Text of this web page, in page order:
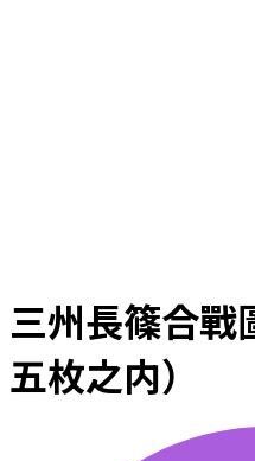
三州長篠合戰
五枚之内）